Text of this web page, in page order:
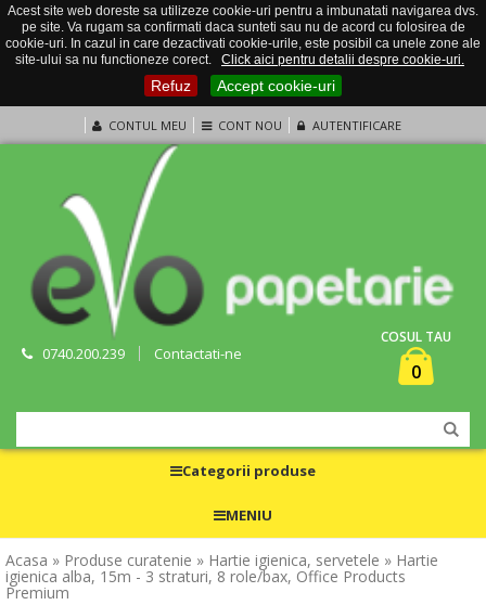
Acest site web doreste sa utilizeze cookie-uri pentru a imbunatati navigarea dvs.
pe site. Va rugam sa confirmati daca sunteti sau nu de acord cu folosirea de
cookie-uri. In cazul in care dezactivati cookie-urile, este posibil ca unele zone ale
site-ului sa nu functioneze corect.
Click aici pentru detalii despre cookie-uri.
Refuz Accept cookie-uri
CONTUL MEU CONT NOU AUTENTIFICARE
0740.200.239 Contactati-ne
COSUL TAU
0
Categorii produse
MENIU
Acasa » Produse curatenie » Hartie igienica, servetele » Hartie
igienica alba, 15m - 3 straturi, 8 role/bax, Office Products
Premium